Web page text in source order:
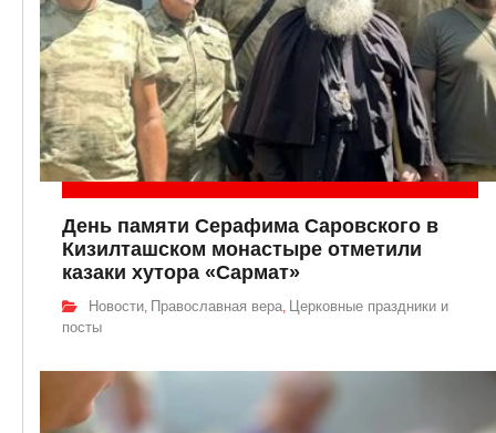
День памяти Серафима Саровского в
Кизилташском монастыре отметили
казаки хутора «Сармат»
Новости, Православная вера, Церковные праздники и
посты